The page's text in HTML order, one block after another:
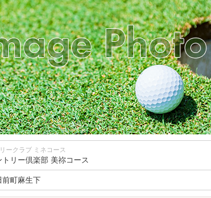
ークラブ ミネコース
トリー倶楽部 美祢コース
前町麻生下